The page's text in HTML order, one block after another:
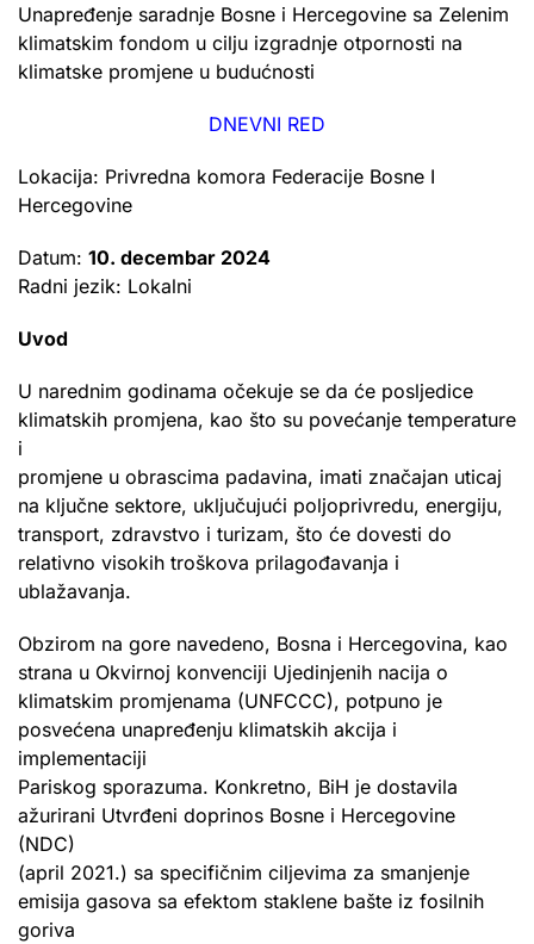
Unapređenje saradnje Bosne i Hercegovine sa Zelenim
klimatskim fondom u cilju izgradnje otpornosti na
klimatske promjene u budućnosti
DNEVNI RED
Lokacija: Privredna komora Federacije Bosne I
Hercegovine
Datum: 10. decembar 2024
Radni jezik: Lokalni
Uvod
U narednim godinama očekuje se da će posljedice
klimatskih promjena, kao što su povećanje temperature
i
promjene u obrascima padavina, imati značajan uticaj
na ključne sektore, uključujući poljoprivredu, energiju,
transport, zdravstvo i turizam, što će dovesti do
relativno visokih troškova prilagođavanja i
ublažavanja.
Obzirom na gore navedeno, Bosna i Hercegovina, kao
strana u Okvirnoj konvenciji Ujedinjenih nacija o
klimatskim promjenama (UNFCCC), potpuno je
posvećena unapređenju klimatskih akcija i
implementaciji
Pariskog sporazuma. Konkretno, BiH je dostavila
ažurirani Utvrđeni doprinos Bosne i Hercegovine
(NDC)
(april 2021.) sa specifičnim ciljevima za smanjenje
emisija gasova sa efektom staklene bašte iz fosilnih
goriva